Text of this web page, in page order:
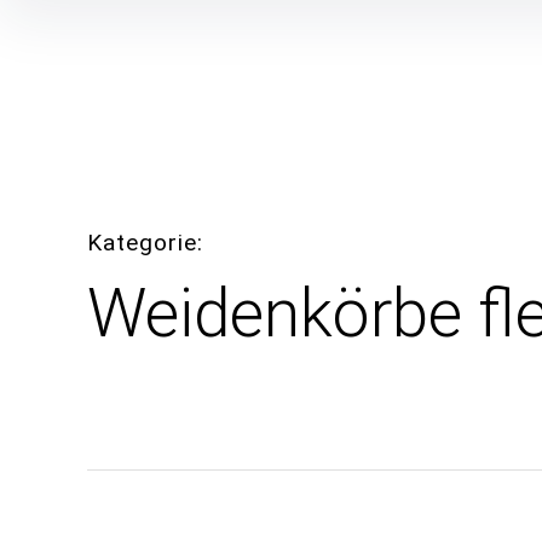
Kategorie
Weidenkörbe